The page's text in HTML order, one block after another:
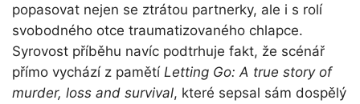
popasovat nejen se ztrátou partnerky, ale i s rolí
svobodného otce traumatizovaného chlapce.
Syrovost příběhu navíc podtrhuje fakt, že scénář
přímo vychází z pamětí Letting Go: A true story of
murder, loss and survival, které sepsal sám dospělý